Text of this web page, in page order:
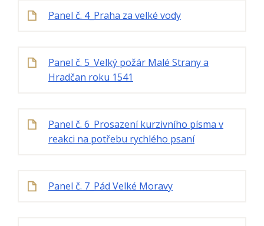
Panel č. 4_Praha za velké vody
Panel č. 5_Velký požár Malé Strany a
Hradčan roku 1541
Panel č. 6_Prosazení kurzivního písma v
reakci na potřebu rychlého psaní
Panel č. 7_Pád Velké Moravy